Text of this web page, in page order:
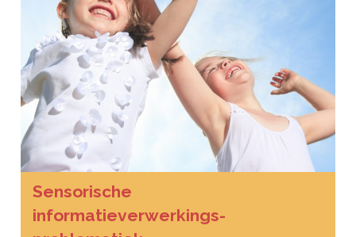
Sensorische
informatieverwerkings-